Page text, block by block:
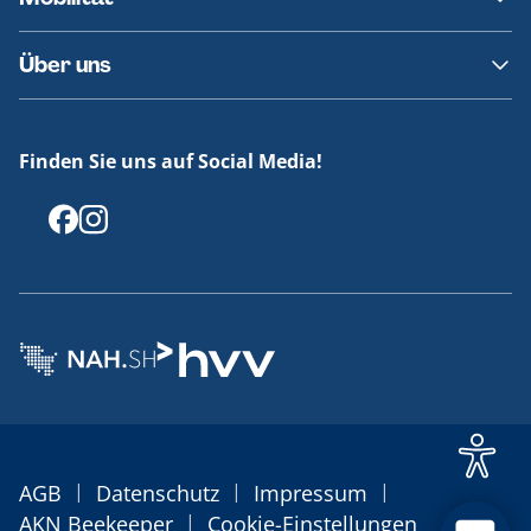
Fundsachen
Häufige Fragen
Barrierefreies Reisen
Erklärung Barrierefreiheit
Über uns
Offenlegungen
Finden Sie uns auf Social Media!
AGB | Datenschutz | Impressum |
AKN Beekeeper | Cookie-Einstellungen